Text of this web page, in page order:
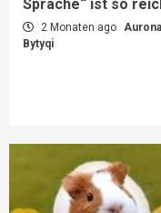
Lassen
Andere
Sprache“ ist so
2 Monaten ago Aurona
Bytyqi